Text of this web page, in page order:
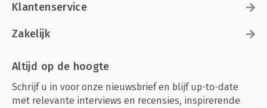
Klantenservice
Zakelijk
Altijd op de hoogte
Schrijf u in voor onze nieuwsbrief en blijf up-to-date
met relevante interviews en recensies, inspirerende